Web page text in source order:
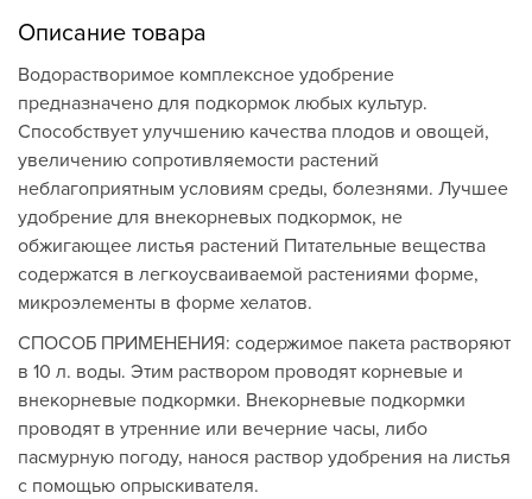
Описание товара
Водорастворимое комплексное удобрение
предназначено для подкормок любых культур.
Способствует улучшению качества плодов и овощей,
увеличению сопротивляемости растений
неблагоприятным условиям среды, болезнями. Лучшее
удобрение для внекорневых подкормок, не
обжигающее листья растений Питательные вещества
содержатся в легкоусваиваемой растениями форме,
микроэлементы в форме хелатов.
СПОСОБ ПРИМЕНЕНИЯ: содержимое пакета растворяют
в 10 л. воды. Этим раствором проводят корневые и
внекорневые подкормки. Внекорневые подкормки
проводят в утренние или вечерние часы, либо
пасмурную погоду, нанося раствор удобрения на листья
с помощью опрыскивателя.